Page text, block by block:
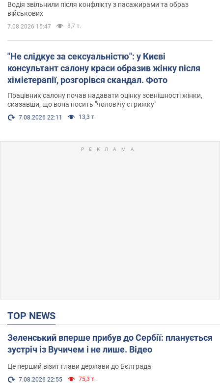
Водія звільнили після конфлікту з пасажирами та образ
військових
7.08.2026 15:47 8,7 т.
"Не слідкує за сексуальністю": у Києві
консультант салону краси образив жінку після
хімієтерапії, розгорівся скандал. Фото
Працівник салону почав надавати оцінку зовнішності жінки,
сказавши, що вона носить "чоловічу стрижку"
7.08.2026 22:11 13,3 т.
TOP NEWS
Зеленський вперше прибув до Сербії: планується
зустріч із Вучичем і не лише. Відео
Це перший візит глави держави до Бєлграда
7.08.2026 22:55 75,3 т.